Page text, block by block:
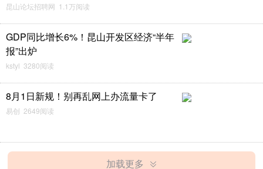
昆山论坛招聘网 1.1万阅读
GDP同比增长6%！昆山开发区经济“半年
报”出炉
kstyl 3280阅读
8月1日新规！别再乱网上办流量卡了
易创 2649阅读
加载更多